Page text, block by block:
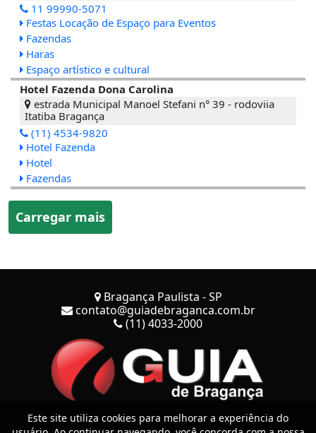
11 99990-5071
Festas Locação de Espaço para Eventos
Fazendas
Haras
Espaço artístico e cultural
Hotel Fazenda Dona Carolina
estrada Municipal Manoel Stefani n° 39 - rodoviia
Itatiba Bragança
(11) 4534-9820
Hotel Fazenda
Hotel
Fazendas
Carregar mais
Bragança Paulista - SP
contato@guiadebraganca.com.br
(11) 4033-2000
Este site utiliza cookies para melhorar a experiência do